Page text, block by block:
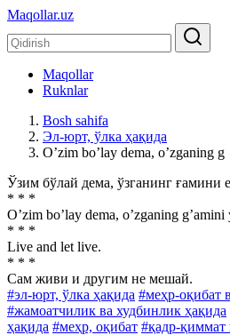
Maqollar.uz
Maqollar
Ruknlar
Bosh sahifa
Эл-юрт, ўлка ҳақида
Oʼzim boʼlay dema, oʼzganing g
Ўзим бўлай дема, ўзганинг ғамини
* * *
Oʼzim boʼlay dema, oʼzganing gʼamini
* * *
Live and let live.
* * *
Сам живи и другим не мешай.
#эл-юрт, ўлка ҳақида #меҳр-оқибат
#жамоатчилик ва худбинлик ҳақида
ҳақида #меҳр, оқибат #қадр-қиммат